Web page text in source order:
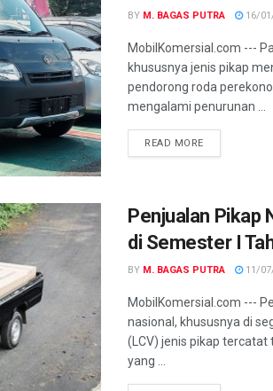
BY M. BAGAS PUTRA 16/
MobilKomersial.com ---
khususnya jenis pikap
pendorong roda
mengalami penurunan ...
READ MORE
Penjualan Pikap
di Semester I
BY M. BAGAS PUTRA 11/
MobilKomersial.com ---
nasional, khususnya di
(LCV) jenis pikap
yang ...